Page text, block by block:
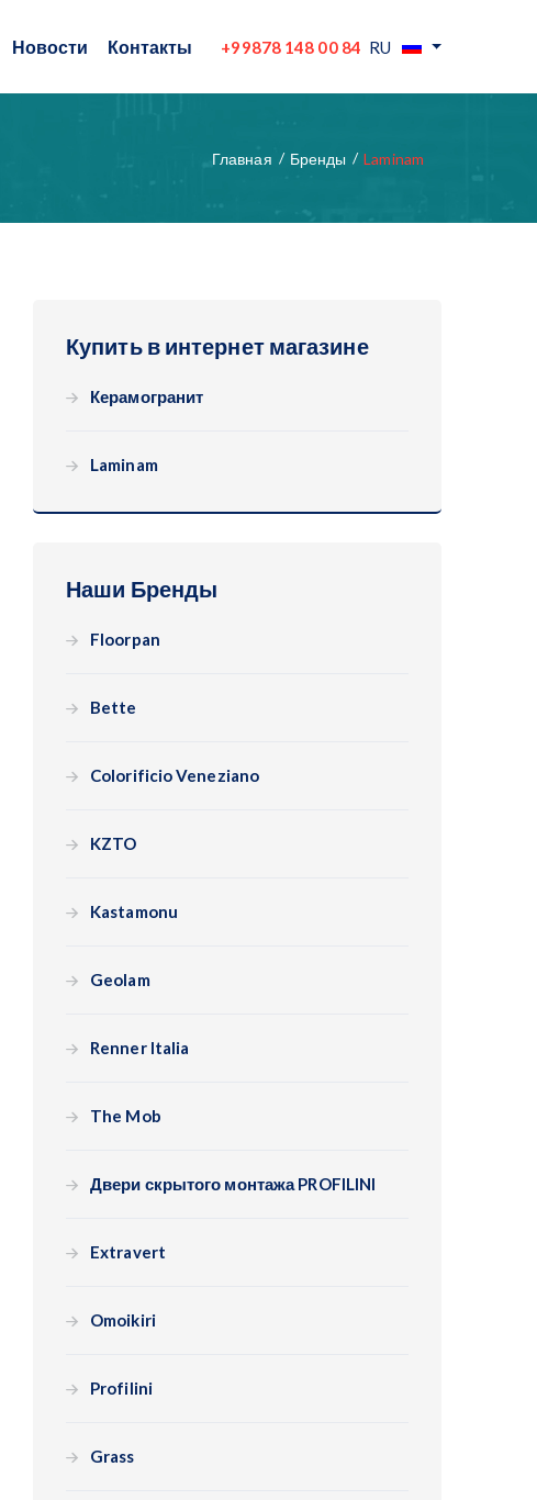
Новости Контакты +99878 148 00 84 RU
Главная Бренды Laminam
Купить в интернет магазине
Керамогранит
Laminam
Наши Бренды
Floorpan
Bette
Colorificio Veneziano
KZTO
Kastamonu
Geolam
Renner Italia
The Mob
Двери скрытого монтажа PROFILINI
Extravert
Omoikiri
Profilini
Grass